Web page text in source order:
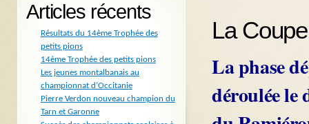
La
La phase
déroulée le
Articles récents
Résultats du 14ème Trophée des
petits pions
14ème Trophée des petits pions
Les jeunes montalbanais au
championnat d’Occitanie
Pierre Verdon nouveau champion du
Tarn et Garonne